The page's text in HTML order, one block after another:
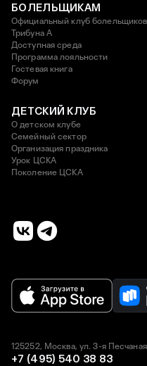
БОЛЕЛЬЩИКАМ
Официальный клуб болельщиков
Трибуна А
Доступная среда
Программа лояльности
Гостевая книга
Форум
ДЕТСКИЙ КЛУБ
О детском клубе
Семейный сектор
Организация праздника
Урок ЦСКА
Поколение ЦСКА
125252, Москва, ул. 3-я
+7 (495) 540 38 83